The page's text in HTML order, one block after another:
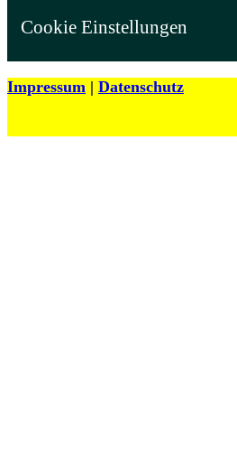
Cookie Einstellungen
Impressum | Datenschutz